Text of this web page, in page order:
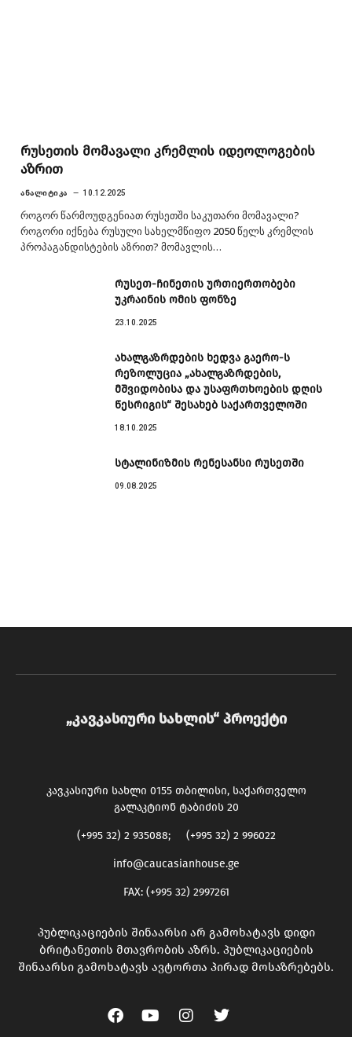
რუსეთის მომავალი კრემლის იდეოლოგების
აზრით
ᲐᲜᲐᲚᲘᲢᲘᲙᲐ 10.12.2025
როგორ წარმოუდგენიათ რუსეთში საკუთარი მომავალი?
როგორი იქნება რუსული სახელმწიფო 2050 წელს კრემლის
პროპაგანდისტების აზრით? მომავლის…
რუსეთ-ჩინეთის ურთიერთობები
უკრაინის ომის ფონზე
23.10.2025
ახალგაზრდების ხედვა გაერო-ს
რეზოლუცია „ახალგაზრდების,
მშვიდობისა და უსაფრთხოების დღის
წესრიგის“ შესახებ საქართველოში
18.10.2025
სტალინიზმის რენესანსი რუსეთში
09.08.2025
„კავკასიური სახლის“ პროექტი
კავკასიური სახლი 0155 თბილისი, საქართველო
გალაკტიონ ტაბიძის 20
(+995 32) 2 935088; (+995 32) 2 996022
info@caucasianhouse.ge
FAX: (+995 32) 2997261
პუბლიკაციების შინაარსი არ გამოხატავს დიდი
ბრიტანეთის მთავრობის აზრს. პუბლიკაციების
შინაარსი გამოხატავს ავტორთა პირად მოსაზრებებს.